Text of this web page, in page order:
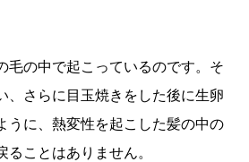
毛の中で起こっているのです。そ
、さらに目玉焼きをした後に生卵
うに、熱変性を起こした髪の中の
ることはありません。